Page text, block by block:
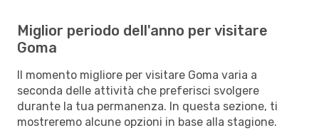
Miglior periodo dell'anno per visitare
Goma
Il momento migliore per visitare Goma varia a
seconda delle attività che preferisci svolgere
durante la tua permanenza. In questa sezione, ti
mostreremo alcune opzioni in base alla stagione.